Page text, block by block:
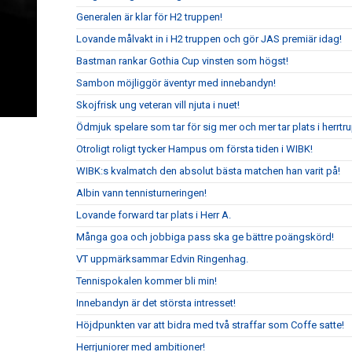
Generalen är klar för H2 truppen!
Lovande målvakt in i H2 truppen och gör JAS premiär idag!
Bastman rankar Gothia Cup vinsten som högst!
Sambon möjliggör äventyr med innebandyn!
Skojfrisk ung veteran vill njuta i nuet!
Ödmjuk spelare som tar för sig mer och mer tar plats i
Otroligt roligt tycker Hampus om första tiden i WIBK!
WIBK:s kvalmatch den absolut bästa matchen han varit på!
Albin vann tennisturneringen!
Lovande forward tar plats i Herr A.
Många goa och jobbiga pass ska ge bättre poängskörd!
VT uppmärksammar Edvin Ringenhag.
Tennispokalen kommer bli min!
Innebandyn är det största intresset!
Höjdpunkten var att bidra med två straffar som Coffe satte!
Herrjuniorer med ambitioner!